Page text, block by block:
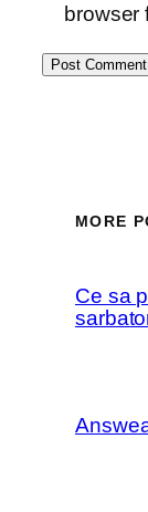
browser
MORE
Ce sa